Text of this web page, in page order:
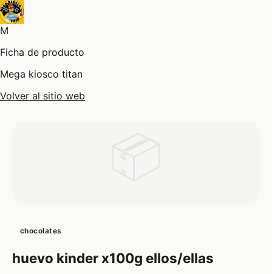
M
Ficha de producto
Mega kiosco titan
Volver al sitio web
chocolates
huevo kinder x100g ellos/ellas